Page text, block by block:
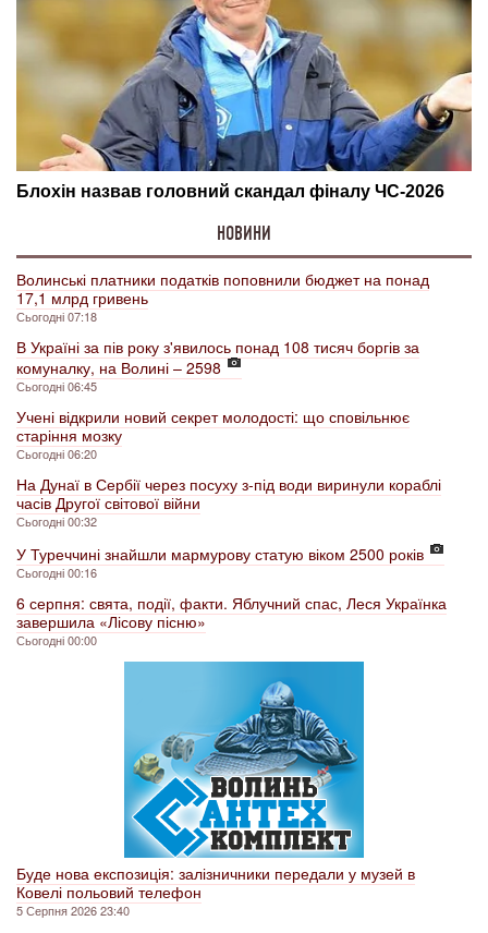
НОВИНИ
Волинські платники податків поповнили бюджет на понад
17,1 млрд гривень
Сьогодні 07:18
В Україні за пів року з'явилось понад 108 тисяч боргів за
комуналку, на Волині – 2598
Сьогодні 06:45
Учені відкрили новий секрет молодості: що сповільнює
старіння мозку
Сьогодні 06:20
На Дунаї в Сербії через посуху з-під води виринули кораблі
часів Другої світової війни
Сьогодні 00:32
У Туреччині знайшли мармурову статую віком 2500 років
Сьогодні 00:16
6 серпня: свята, події, факти. Яблучний спас, Леся Українка
завершила «Лісову пісню»
Сьогодні 00:00
Буде нова експозиція: залізничники передали у музей в
Ковелі польовий телефон
5 Серпня 2026 23:40